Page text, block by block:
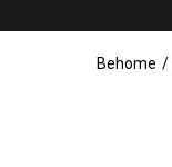
Behome